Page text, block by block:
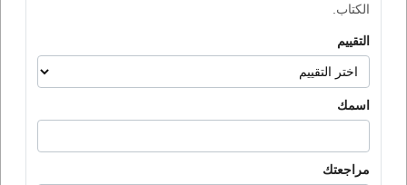
الكتاب.
التقييم
اسمك
مراجعتك